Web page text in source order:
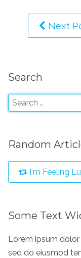
Next
Search
Random
I'm Feeling
Some Text
Lorem ipsum
sed do eiusmod